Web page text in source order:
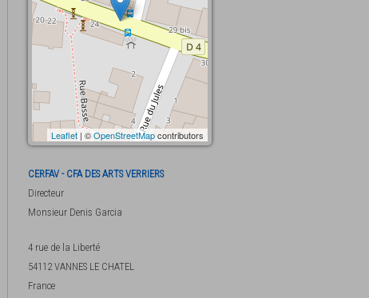
Leaflet | ©OpenStreetMapcontributors
CERFAV - CFA DES ARTS VERRIERS
Directeur
Monsieur Denis Garcia
4 rue de la Liberté
54112 VANNES LE CHATEL
France